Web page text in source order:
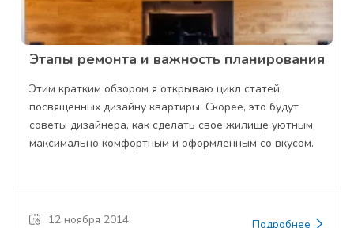
Этапы ремонта и важность планирования
Этим кратким обзором я открываю цикл статей,
посвященных дизайну квартиры. Скорее, это будут
советы дизайнера, как сделать свое жилище уютным,
максимально комфортным и оформленным со вкусом.
12 ноября 2014 Подробнее